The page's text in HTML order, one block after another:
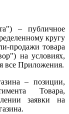
– публичное
кругу
продажи товара
на условиях,
все Приложения.
– позиции,
Товара,
заявки на